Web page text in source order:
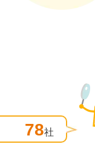
78社